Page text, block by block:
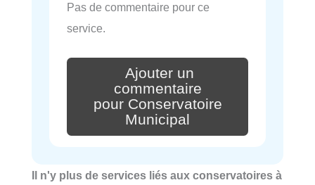
Pas de commentaire pour ce
service.
Ajouter un
commentaire
pour Conservatoire
Municipal
Il n'y plus de services liés aux conservatoires à